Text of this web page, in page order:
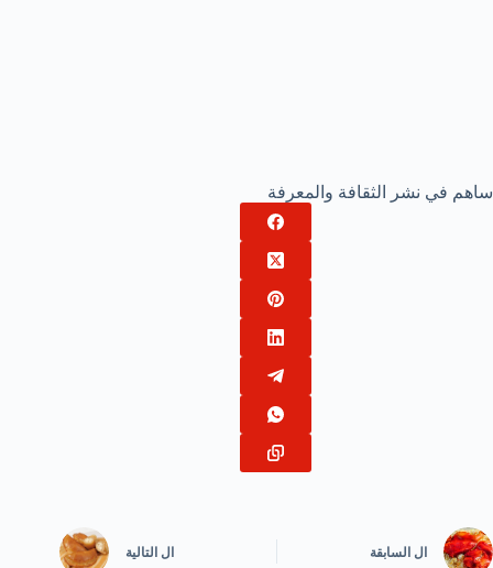
ساهم في نشر الثقافة والمعرفة
ال السابقة ال التالية